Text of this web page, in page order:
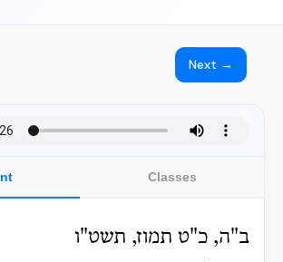
Next →
Classes
ב"ה, כ"ט תמוז, תשט"ו